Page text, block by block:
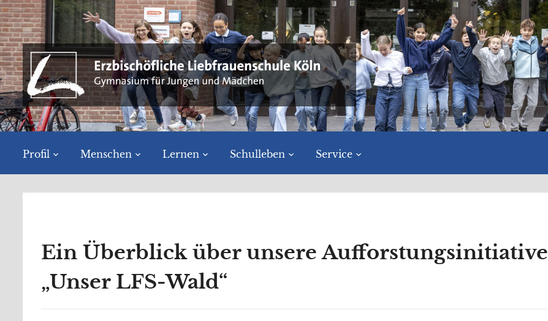
Profil Menschen Lernen Schulleben Service
Ein Überblick über unsere Aufforstungsinitiative
„Unser LFS-Wald“